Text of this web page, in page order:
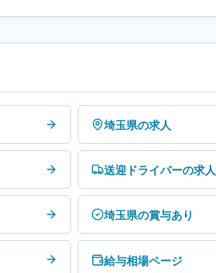
埼玉県の求人
送迎ドライバーの求人
埼玉県の賞与あり
給与相場ページ